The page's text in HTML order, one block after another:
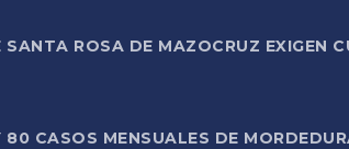
SANTA ROSA DE MAZOCRUZ
CASOS MENSUALES DE